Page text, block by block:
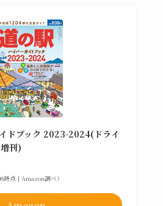
ドブック 2023-2024(ドライ
刊)
時点 | Amazon調べ）